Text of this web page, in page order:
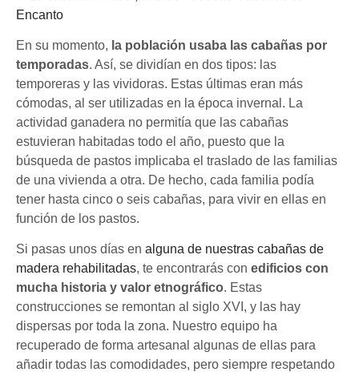
En su momento, la población usaba las cabañas por
temporadas. Así, se dividían en dos tipos: las
temporeras y las vividoras. Estas últimas eran más
cómodas, al ser utilizadas en la época invernal. La
actividad ganadera no permitía que las cabañas
estuvieran habitadas todo el año, puesto que la
búsqueda de pastos implicaba el traslado de las familias
de una vivienda a otra. De hecho, cada familia podía
tener hasta cinco o seis cabañas, para vivir en ellas en
función de los pastos.
Si pasas unos días en alguna de nuestras cabañas de
madera rehabilitadas, te encontrarás con edificios con
mucha historia y valor etnográfico. Estas
construcciones se remontan al siglo XVI, y las hay
dispersas por toda la zona. Nuestro equipo ha
recuperado de forma artesanal algunas de ellas para
añadir todas las comodidades, pero siempre respetando